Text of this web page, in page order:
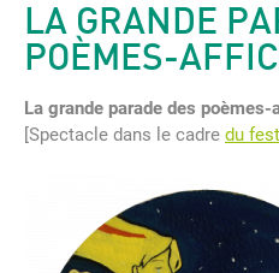
LA GRANDE
POÈMES-
La grande parade des poèmes-
[Spectacle dans le cadre du